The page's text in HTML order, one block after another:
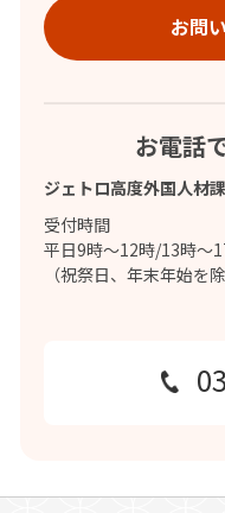
お問
お電話
ジェトロ高度外国人材課
受付時間
平日9時～12時/13時～
（祝祭日、年末年始を除